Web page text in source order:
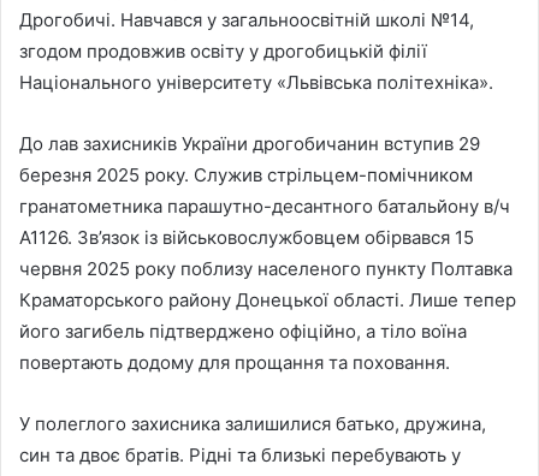
Дрогобичі. Навчався у загальноосвітній школі №14,
згодом продовжив освіту у дрогобицькій філії
Національного університету «Львівська політехніка».
До лав захисників України дрогобичанин вступив 29
березня 2025 року. Служив стрільцем-помічником
гранатометника парашутно-десантного батальйону в/ч
А1126. Зв’язок із військовослужбовцем обірвався 15
червня 2025 року поблизу населеного пункту Полтавка
Краматорського району Донецької області. Лише тепер
його загибель підтверджено офіційно, а тіло воїна
повертають додому для прощання та поховання.
У полеглого захисника залишилися батько, дружина,
син та двоє братів. Рідні та близькі перебувають у